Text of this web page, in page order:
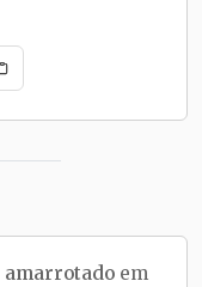
amarrotado em